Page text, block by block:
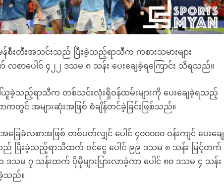
န်စီးတီးအသင်းသည် ပြီးခဲ့သည့်ရာသီက ကစားသမားများ
စာပေါင် ၄၂၂ ဒသမ ၈ သန်း ပေးချေခဲ့ရကြောင်း သိရသည်။
ခဲ့သည့်ရာသီက တစ်သင်းလုံးရှိဝန်ထမ်းများကို ပေးချေခဲ့ရသည့်
တွင် အများဆုံးအဖြစ် စံချိန်တင်ခဲ့ခြင်းဖြစ်သည်။
ေခံလစာအဖြစ် တစ်ပတ်လျှင် ပေါင် ၄၀၀၀၀၀ ဝန်းကျင် ပေးချေ
ပြီးခဲ့သည့်ရာသီထက် ဝင်ငွေ ပေါင် ၉၉ ဒသမ ၈ သန်း မြင့်တက်
ဒသမ ၇ သန်းထက် ပိုမိုများပြားလာခဲ့ကာ ပေါင် ၈၀ ဒသမ ၄ သန်း
ခဲ့သည်။